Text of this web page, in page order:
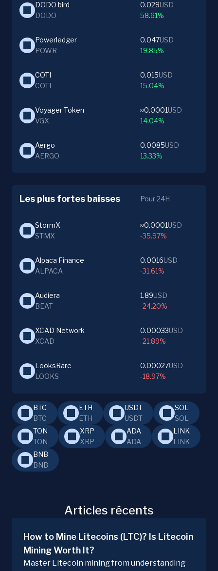
DODO bird
DODO
0.029USD
58.61%
Powerledger
POWR
0.047USD
19.85%
COTI
COTI
0.015USD
15.04%
Voyager Token
VGX
≈0.0001USD
14.04%
Aergo
AERGO
0.0085USD
13.33%
Les plus fortes baisses Pour 24H
StormX
STMX
≈0.0001USD
-35.97%
Alpaca Finance
ALPACA
0.0016USD
-31.61%
Audiera
BEAT
1.89USD
-24.20%
XCAD Network
XCAD
0.00033USD
-21.89%
LooksRare
LOOKS
0.00027USD
-18.97%
BTC
BTC
ETH
ETH
USDT
USDT
SOL
SOL
TON
TON
XRP
XRP
ADA
ADA
LINK
LINK
BNB
BNB
Articles récents
How to Mine Litecoins (LTC)? Is Litecoin
Mining Worth It?
Master Litecoin mining from understanding